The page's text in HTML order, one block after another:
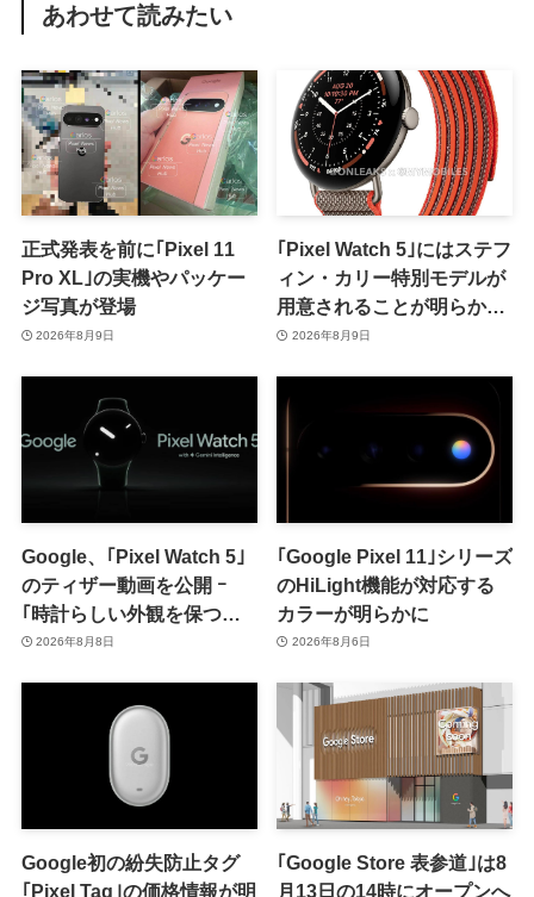
あわせて読みたい
正式発表を前に｢Pixel 11
Pro XL｣の実機やパッケー
ジ写真が登場
2026年8月9日
｢Pixel Watch 5｣にはステフ
ィン・カリー特別モデルが
用意されることが明らかに
ｰ 日本での発売は期待しな
2026年8月9日
Google、｢Pixel Watch 5｣
のティザー動画を公開 ｰ
｢時計らしい外観を保つ品
格｣をアピール
2026年8月8日
｢Google Pixel 11｣シリーズ
のHiLight機能が対応する
カラーが明らかに
2026年8月6日
Google初の紛失防止タグ
｢Pixel Tag｣の価格情報が明
｢Google Store 表参道｣は8
月13日の14時にオープンへ